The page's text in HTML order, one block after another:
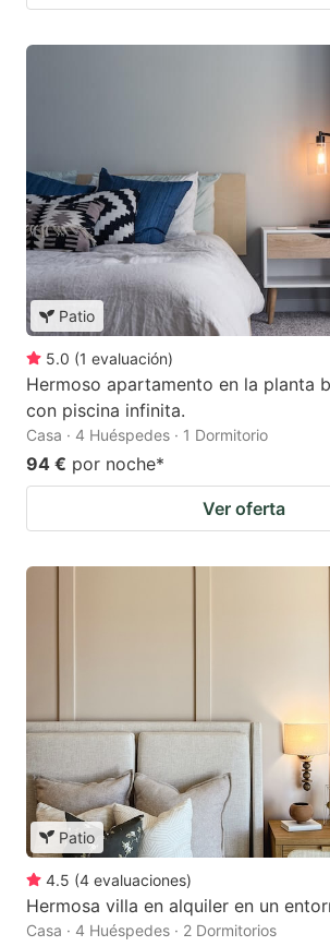
Patio
5.0 (1 evaluación)
Hermoso apartamento en la planta
con piscina infinita.
Casa · 4 Huéspedes · 1 Dormitorio
94 € por noche*
Ver oferta
Patio
4.5 (4 evaluaciones)
Hermosa villa en alquiler en un
Casa · 4 Huéspedes · 2 Dormitorios